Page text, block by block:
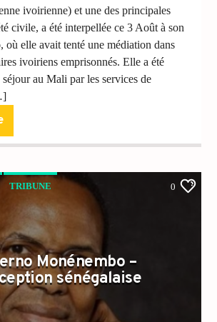
ivoirienne) et une des principales
civile, a été interpellée ce 3 Août à son
où elle avait tenté une médiation dans
ivoiriens emprisonnés. Elle a été
au Mali par les services de
TRIBUNE 0
Monénembo –
sénégalaise